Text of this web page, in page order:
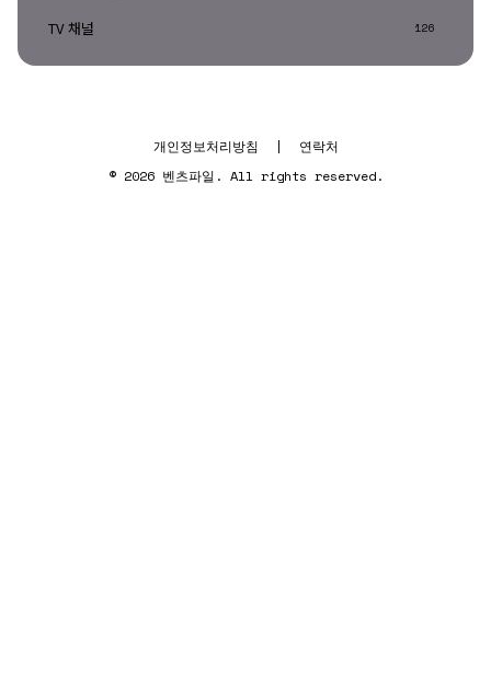
TV 채널 126
개인정보처리방침 |
연락처
© 2026 벤츠파일. All rights reserved.